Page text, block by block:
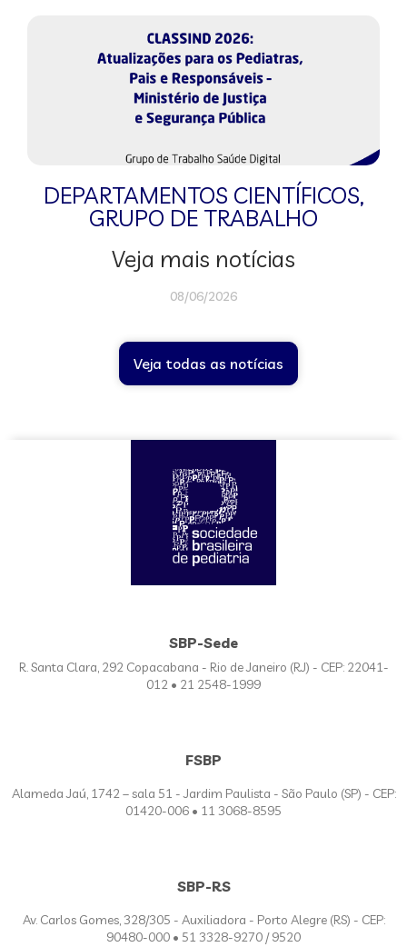
DEPARTAMENTOS CIENTÍFICOS,
GRUPO DE TRABALHO
Veja mais notícias
08/06/2026
Veja todas as notícias
SBP-Sede
R. Santa Clara, 292 Copacabana - Rio de Janeiro (RJ) - CEP: 22041-
012 • 21 2548-1999
FSBP
Alameda Jaú, 1742 – sala 51 - Jardim Paulista - São Paulo (SP) - CEP:
01420-006 • 11 3068-8595
SBP-RS
Av. Carlos Gomes, 328/305 - Auxiliadora - Porto Alegre (RS) - CEP:
90480-000 • 51 3328-9270 / 9520